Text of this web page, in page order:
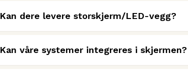
Kan dere levere storskjerm/LED-vegg?
Kan våre systemer integreres i skjermen?